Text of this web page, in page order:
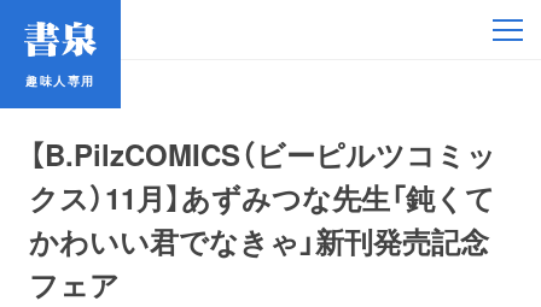
趣味人専用
【B.PilzCOMICS（ビーピルツコミッ
クス）11月】あずみつな先生「鈍くて
かわいい君でなきゃ」新刊発売記念
フェア
趣味人専用
アイドル